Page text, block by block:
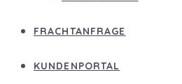
FRACHTANFRAGE
KUNDENPORTAL